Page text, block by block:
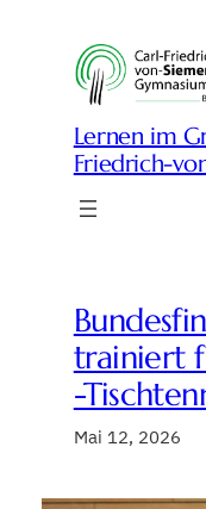
springen
Lernen im
Friedrich-
trainiert
-
Mai 12, 2026